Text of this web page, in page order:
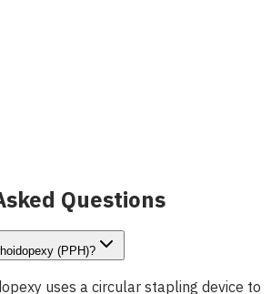
Questions
(PPH)?
uses a circular stapling device to